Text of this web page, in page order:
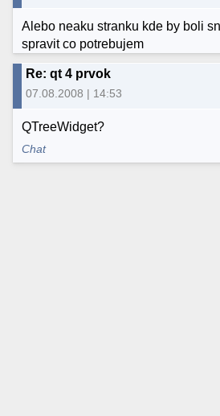
Alebo neaku stranku kde by boli
spravit co potrebujem
Re: qt 4 prvok
07.08.2008 | 14:53
QTreeWidget?
Chat